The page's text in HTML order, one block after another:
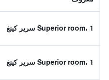
Superior room، 1 سرير كينغ
Superior room، 1 سرير كينغ